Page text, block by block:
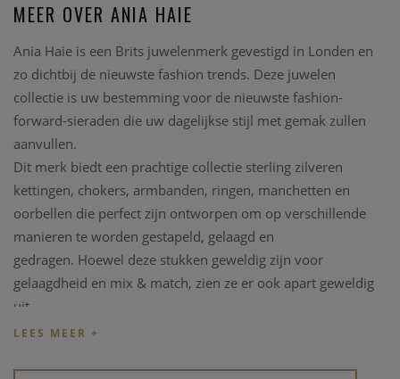
MEER OVER ANIA HAIE
Ania Haie is een Brits juwelenmerk gevestigd in Londen en
zo dichtbij de nieuwste fashion trends. Deze juwelen
collectie is uw bestemming voor de nieuwste fashion-
forward-sieraden die uw dagelijkse stijl met gemak zullen
aanvullen.
Dit merk biedt een prachtige collectie sterling zilveren
kettingen, chokers, armbanden, ringen, manchetten en
oorbellen die perfect zijn ontworpen om op verschillende
manieren te worden gestapeld, gelaagd en
gedragen. Hoewel deze stukken geweldig zijn voor
gelaagdheid en mix & match, zien ze er ook apart geweldig
uit.
Elk juweel is toegankelijk, trendy en altijd moeiteloos chic.